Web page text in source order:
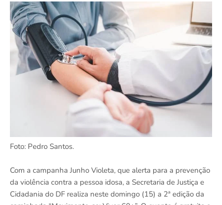
Foto: Pedro Santos.
Com a campanha Junho Violeta, que alerta para a prevenção
da violência contra a pessoa idosa, a Secretaria de Justiça e
Cidadania do DF realiza neste domingo (15) a 2ª edição da